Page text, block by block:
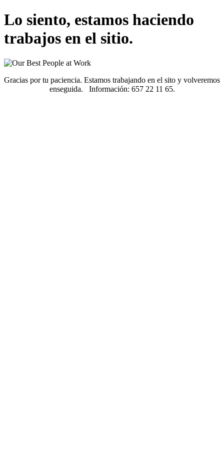
Lo siento, estamos haciendo
trabajos en el sitio.
Gracias por tu paciencia. Estamos trabajando en el sito y volveremos
enseguida. Información: 657 22 11 65.